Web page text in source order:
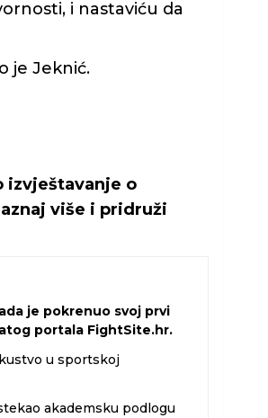
i nastaviću da
je Jeknić.
izvještavanje o
više i pridruži
je pokrenuo svoj prvi
portala FightSite.hr.
u sportskoj
akademsku podlogu